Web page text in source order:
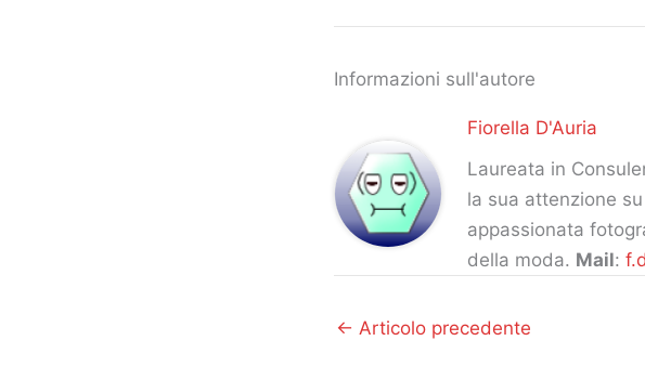
Informazioni sull'autore
Fiorella D'Auria
Laureata in
la sua attenzione
appassionata
della moda. Mail:
← Articolo precedente